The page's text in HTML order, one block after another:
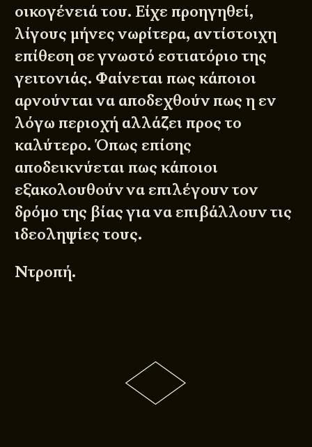
οικογένειά του. Είχε προηγηθεί,
λίγους μήνες νωρίτερα, αντίστοιχη
επίθεση σε γνωστό εστιατόριο της
γειτονιάς. Φαίνεται πως κάποιοι
αρνούνται να αποδεχθούν πως η εν
λόγω περιοχή αλλάζει προς το
καλύτερο. Όπως επίσης
αποδεικνύεται πως κάποιοι
εξακολουθούν να επιλέγουν τον
δρόμο της βίας για να επιβάλλουν τις
ιδεοληψίες τους.
Ντροπή.